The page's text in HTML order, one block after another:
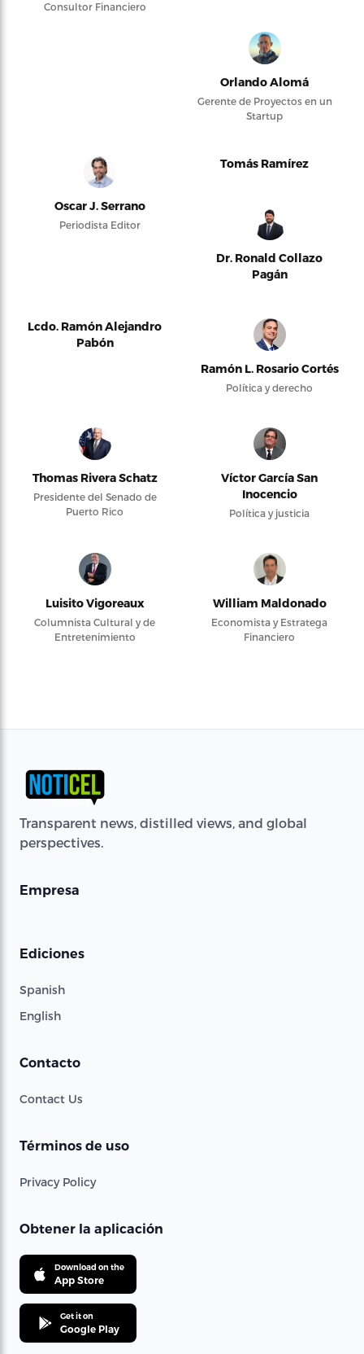
Consultor Financiero
Orlando Alomá
Gerente de Proyectos en un
Startup
Oscar J. Serrano
Periodista Editor
Tomás Ramírez
Dr. Ronald Collazo
Pagán
Lcdo. Ramón Alejandro
Pabón
Ramón L. Rosario Cortés
Política y derecho
Thomas Rivera Schatz
Presidente del Senado de
Puerto Rico
Víctor García San
Inocencio
Política y justicia
Luisito Vigoreaux
Columnista Cultural y de
Entretenimiento
William Maldonado
Economista y Estratega
Financiero
Transparent news, distilled views, and global
perspectives.
Empresa
Ediciones
Spanish
English
Contacto
Contact Us
Términos de uso
Privacy Policy
Obtener la aplicación
Download on the
App Store
Get it on
Google Play